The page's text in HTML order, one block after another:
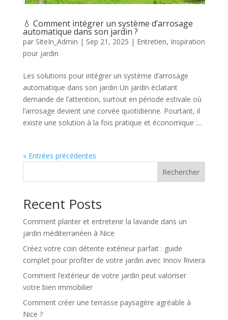
💧 Comment intégrer un système d’arrosage
automatique dans son jardin ?
par SiteIn_Admin | Sep 21, 2025 | Entretien, Inspiration
pour jardin
Les solutions pour intégrer un système d’arrosage
automatique dans son jardin Un jardin éclatant
demande de l’attention, surtout en période estivale où
l’arrosage devient une corvée quotidienne. Pourtant, il
existe une solution à la fois pratique et économique :...
« Entrées précédentes
Rechercher
Recent Posts
Comment planter et entretenir la lavande dans un
jardin méditerranéen à Nice
Créez votre coin détente extérieur parfait : guide
complet pour profiter de votre jardin avec Innov Riviera
Comment l’extérieur de votre jardin peut valoriser
votre bien immobilier
Comment créer une terrasse paysagère agréable à
Nice ?